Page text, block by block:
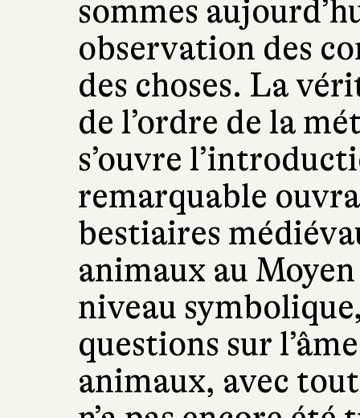
sommes
observation des
des choses. La
de l’ordre de la
s’ouvre
remarquable
bestiaires
animaux au
niveau
questions sur
animaux, avec